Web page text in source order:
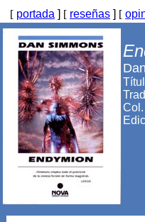
[ portada ] [ reseñas ] [